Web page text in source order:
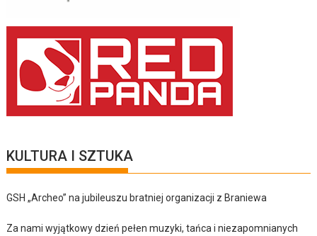
KULTURA I SZTUKA
GSH „Archeo” na jubileuszu bratniej organizacji z Braniewa
Za nami wyjątkowy dzień pełen muzyki, tańca i niezapomnianych